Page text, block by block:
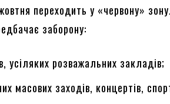
переходить у «червону»
заборону:
усіляких розважальних закладів;
масових заходів, концертів,